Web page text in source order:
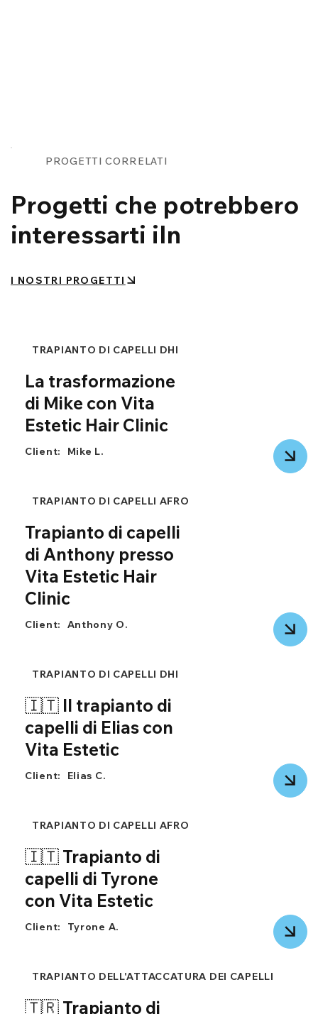
PROGETTI CORRELATI
Progetti che potrebbero
interessarti iIn
I NOSTRI PROGETTI
TRAPIANTO DI CAPELLI DHI
La trasformazione
di Mike con Vita
Estetic Hair Clinic
Client: Mike L.
TRAPIANTO DI CAPELLI AFRO
Trapianto di capelli
di Anthony presso
Vita Estetic Hair
Clinic
Client: Anthony O.
TRAPIANTO DI CAPELLI DHI
🇮🇹 Il trapianto di
capelli di Elias con
Vita Estetic
Client: Elias C.
TRAPIANTO DI CAPELLI AFRO
🇮🇹 Trapianto di
capelli di Tyrone
con Vita Estetic
Client: Tyrone A.
TRAPIANTO DELL'ATTACCATURA DEI CAPELLI
🇹🇷 Trapianto di